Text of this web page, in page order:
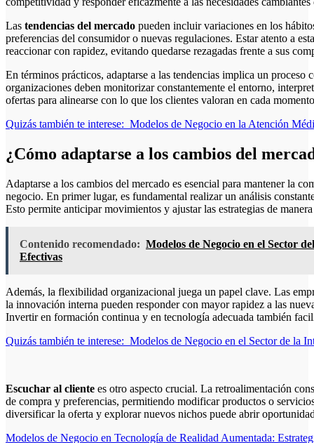
Las tendencias del mercado pueden incluir variaciones en los
preferencias del consumidor o nuevas regulaciones. Estar atento a
reaccionar con rapidez, evitando quedarse rezagadas frente a sus
En términos prácticos, adaptarse a las tendencias implica un
organizaciones deben monitorizar constantemente el entorno,
ofertas para alinearse con lo que los clientes valoran en cada
Quizás también te interese: Modelos de Negocio en la Atención
¿Cómo adaptarse a los cambios del
Adaptarse a los cambios del mercado es esencial para mantener la
negocio. En primer lugar, es fundamental realizar un análisis
Esto permite anticipar movimientos y ajustar las estrategias de
Contenido recomendado: Modelos de Negocio en el Sector
Efectivas
Además, la flexibilidad organizacional juega un papel clave. Las
la innovación interna pueden responder con mayor rapidez a las
Invertir en formación continua y en tecnología adecuada también
Quizás también te interese: Modelos de Negocio en el Sector de la
Escuchar al cliente es otro aspecto crucial. La retroalimentación
de compra y preferencias, permitiendo modificar productos o
diversificar la oferta y explorar nuevos nichos puede abrir
Modelos de Negocio en Tecnología de Realidad Aumentada: